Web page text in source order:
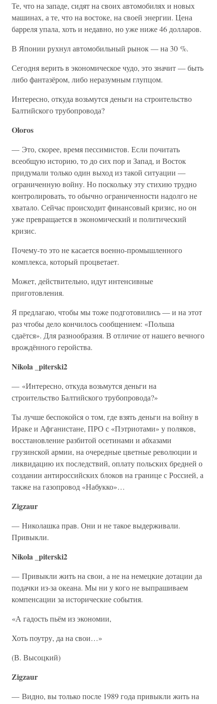
Те, что на западе, сидят на своих автомобилях и новых
машинах, а те, что на востоке, на своей энергии. Цена
барреля упала, хоть и недавно, но уже ниже 46 долларов.
В Японии рухнул автомобильный рынок — на 30 %.
Сегодня верить в экономическое чудо, это значит — быть
либо фантазёром, либо неразумным глупцом.
Интересно, откуда возьмутся деньги на строительство
Балтийского трубопровода?
Oloros
— Это, скорее, время пессимистов. Если почитать
всеобщую историю, то до сих пор и Запад, и Восток
придумали только один выход из такой ситуации —
ограниченную войну. Но поскольку эту стихию трудно
контролировать, то обычно ограниченности надолго не
хватало. Сейчас происходит финансовый кризис, но он
уже превращается в экономический и политический
кризис.
Почему-то это не касается военно-промышленного
комплекса, который процветает.
Может, действительно, идут интенсивные
приготовления.
Я предлагаю, чтобы мы тоже подготовились — и на этот
раз чтобы дело кончилось сообщением: «Польша
сдаётся». Для разнообразия. В отличие от нашего вечного
врождённого геройства.
Nikola _piterski2
— «Интересно, откуда возьмутся деньги на
строительство Балтийского трубопровода?»
Ты лучше беспокойся о том, где взять деньги на войну в
Ираке и Афганистане, ПРО с «Пэтриотами» у поляков,
восстановление разбитой осетинами и абхазами
грузинской армии, на очередные цветные революции и
ликвидацию их последствий, оплату польских бредней о
создании антироссийских блоков на границе с Россией, а
также на газопровод «Набукко»…
Zigzaur
— Николашка прав. Они и не такое выдерживали.
Привыкли.
Nikola _piterski2
— Привыкли жить на свои, а не на немецкие дотации да
подачки из-за океана. Мы ни у кого не выпрашиваем
компенсации за исторические события.
«А гадость пьём из экономии,
Хоть поутру, да на свои…»
(В. Высоцкий)
Zigzaur
— Видно, вы только после 1989 года привыкли жить на